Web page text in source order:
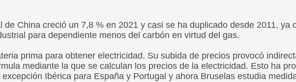
de China creció un 7,8 % en 2021 y casi se ha duplicado desde 2011, ya
para dependiente menos del carbón en virtud del gas.
prima para obtener electricidad. Su subida de precios provocó
mediante la que se calculan los precios de la electricidad. Esto ha
Ibérica para España y Portugal y ahora Bruselas estudia